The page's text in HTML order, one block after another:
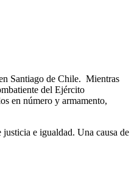
Santiago de Chile. Mientras
del Ejército
en número y armamento,
e igualdad. Una causa de